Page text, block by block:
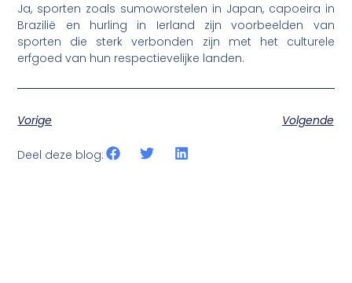
Ja, sporten zoals sumoworstelen in Japan, capoeira in
Brazilië en hurling in Ierland zijn voorbeelden van
sporten die sterk verbonden zijn met het culturele
erfgoed van hun respectievelijke landen.
Vorige Volgende
Deel deze blog: